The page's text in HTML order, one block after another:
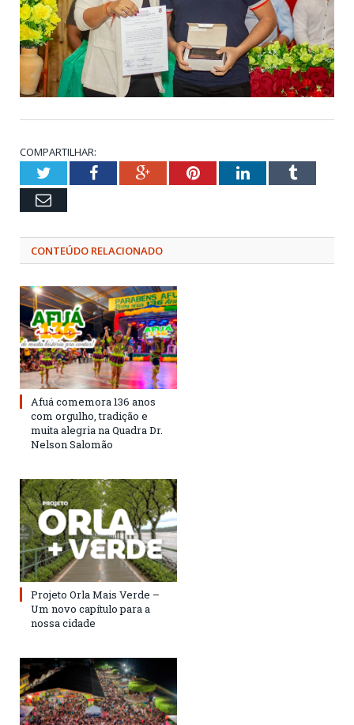
COMPARTILHAR:
TwitterFacebookGoogle+PinterestLinkedInTumblr
Email
CONTEÚDO RELACIONADO
Afuá comemora 136 anos
com orgulho, tradição e
muita alegria na Quadra Dr.
Nelson Salomão
Projeto Orla Mais Verde –
Um novo capítulo para a
nossa cidade